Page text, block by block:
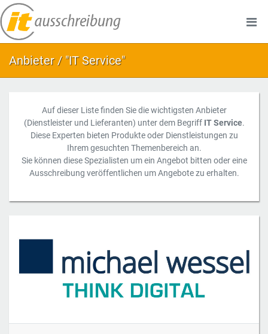
Anbieter / "IT Service"
Auf dieser Liste finden Sie die wichtigsten Anbieter
(Dienstleister und Lieferanten) unter dem Begriff IT Service.
Diese Experten bieten Produkte oder Dienstleistungen zu
Ihrem gesuchten Themenbereich an.
Sie können diese Spezialisten um ein Angebot bitten oder eine
Ausschreibung veröffentlichen um Angebote zu erhalten.